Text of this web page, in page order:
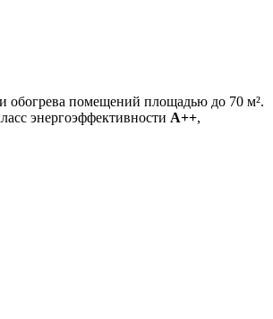
помещений площадью до 70 м².
энергоэффективности A++,